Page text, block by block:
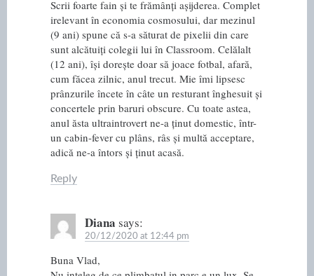
Scrii foarte fain și te frămânți așijderea. Complet
irelevant în economia cosmosului, dar mezinul
(9 ani) spune că s-a săturat de pixelii din care
sunt alcătuiți colegii lui în Classroom. Celălalt
(12 ani), își dorește doar să joace fotbal, afară,
cum făcea zilnic, anul trecut. Mie îmi lipsesc
prânzurile încete în câte un resturant înghesuit și
concertele prin baruri obscure. Cu toate astea,
anul ăsta ultraintrovert ne-a ținut domestic, într-
un cabin-fever cu plâns, râs și multă acceptare,
adică ne-a întors și ținut acasă.
Reply
Diana says:
20/12/2020 at 12:44 pm
Buna Vlad,